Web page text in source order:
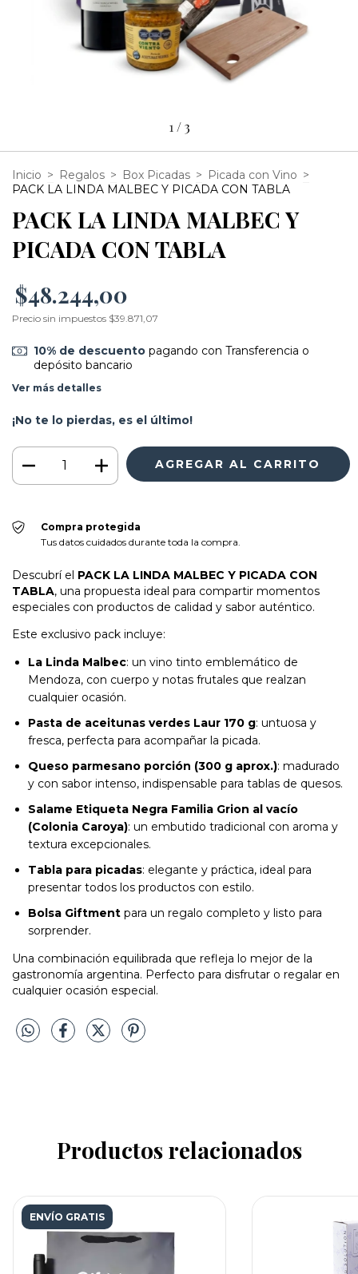
1/3
Inicio > Regalos > Box Picadas > Picada con Vino >
PACK LA LINDA MALBEC Y PICADA CON TABLA
PACK LA LINDA MALBEC Y
PICADA CON TABLA
$48.244,00
Precio sin impuestos $39.871,07
10% de descuentopagando con Transferencia o
depósito bancario
Ver más detalles
¡No te lo pierdas, es el último!
Compra protegida
Tus datos cuidados durante toda la compra.
Descubrí el PACK LA LINDA MALBEC Y PICADA CON
TABLA, una propuesta ideal para compartir momentos
especiales con productos de calidad y sabor auténtico.
Este exclusivo pack incluye:
La Linda Malbec: un vino tinto emblemático de
Mendoza, con cuerpo y notas frutales que realzan
cualquier ocasión.
Pasta de aceitunas verdes Laur 170 g: untuosa y
fresca, perfecta para acompañar la picada.
Queso parmesano porción (300 g aprox.): madurado
y con sabor intenso, indispensable para tablas de quesos.
Salame Etiqueta Negra Familia Grion al vacío
(Colonia Caroya): un embutido tradicional con aroma y
textura excepcionales.
Tabla para picadas: elegante y práctica, ideal para
presentar todos los productos con estilo.
Bolsa Giftment para un regalo completo y listo para
sorprender.
Una combinación equilibrada que refleja lo mejor de la
gastronomía argentina. Perfecto para disfrutar o regalar en
cualquier ocasión especial.
Productos relacionados
ENVÍO GRATIS